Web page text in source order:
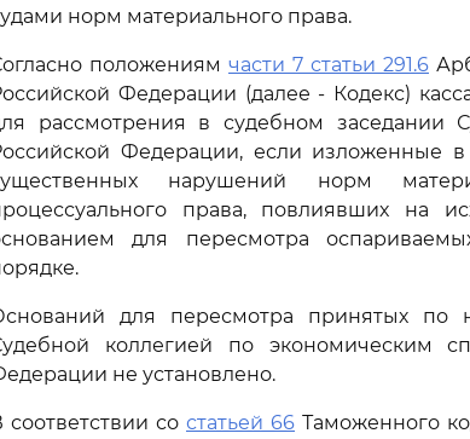
норм материального права.
положениям части 7 статьи 291.6
Федерации (далее - Кодекс)
рассмотрения в судебном заседании
Федерации, если изложенные
нарушений норм
права, повлиявших на
для пересмотра
для пересмотра принятых по
коллегией по экономическим
не установлено.
соответствии со статьей 66 Таможенного